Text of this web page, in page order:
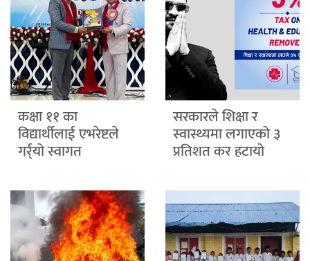
कक्षा ११ का
विद्यार्थीलाई एभरेष्टले
गर्र्यो स्वागत
सरकारले शिक्षा र
स्वास्थ्यमा लगाएको ३
प्रतिशत कर हटायो